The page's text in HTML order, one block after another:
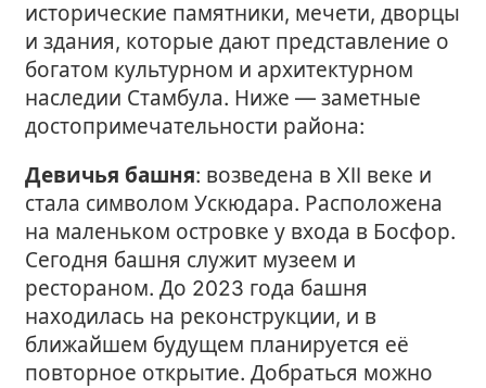
исторические памятники, мечети, дворцы
и здания, которые дают представление о
богатом культурном и архитектурном
наследии Стамбула. Ниже — заметные
достопримечательности района:
Девичья башня: возведена в XII веке и
стала символом Ускюдара. Расположена
на маленьком островке у входа в Босфор.
Сегодня башня служит музеем и
рестораном. До 2023 года башня
находилась на реконструкции, и в
ближайшем будущем планируется её
повторное открытие. Добраться можно